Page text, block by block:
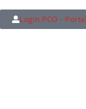
Login PCO -